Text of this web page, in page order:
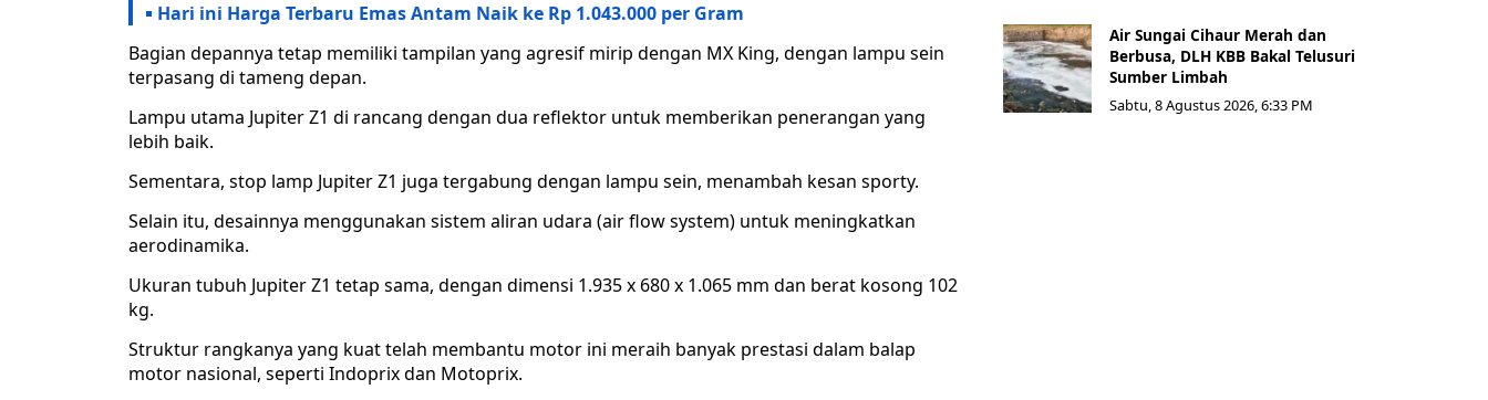
Hari ini Harga Terbaru Emas Antam Naik ke Rp 1.043.000 per Gram
Bagian depannya tetap memiliki tampilan yang agresif mirip dengan MX King, dengan lampu sein
terpasang di tameng depan.
Lampu utama Jupiter Z1 di rancang dengan dua reflektor untuk memberikan penerangan yang
lebih baik.
Sementara, stop lamp Jupiter Z1 juga tergabung dengan lampu sein, menambah kesan sporty.
Selain itu, desainnya menggunakan sistem aliran udara (air flow system) untuk meningkatkan
aerodinamika.
Ukuran tubuh Jupiter Z1 tetap sama, dengan dimensi 1.935 x 680 x 1.065 mm dan berat kosong 102
kg.
Struktur rangkanya yang kuat telah membantu motor ini meraih banyak prestasi dalam balap
motor nasional, seperti Indoprix dan Motoprix.
Air Sungai Cihaur Merah dan
Berbusa, DLH KBB Bakal Telusuri
Sumber Limbah
Sabtu, 8 Agustus 2026, 6:33 PM